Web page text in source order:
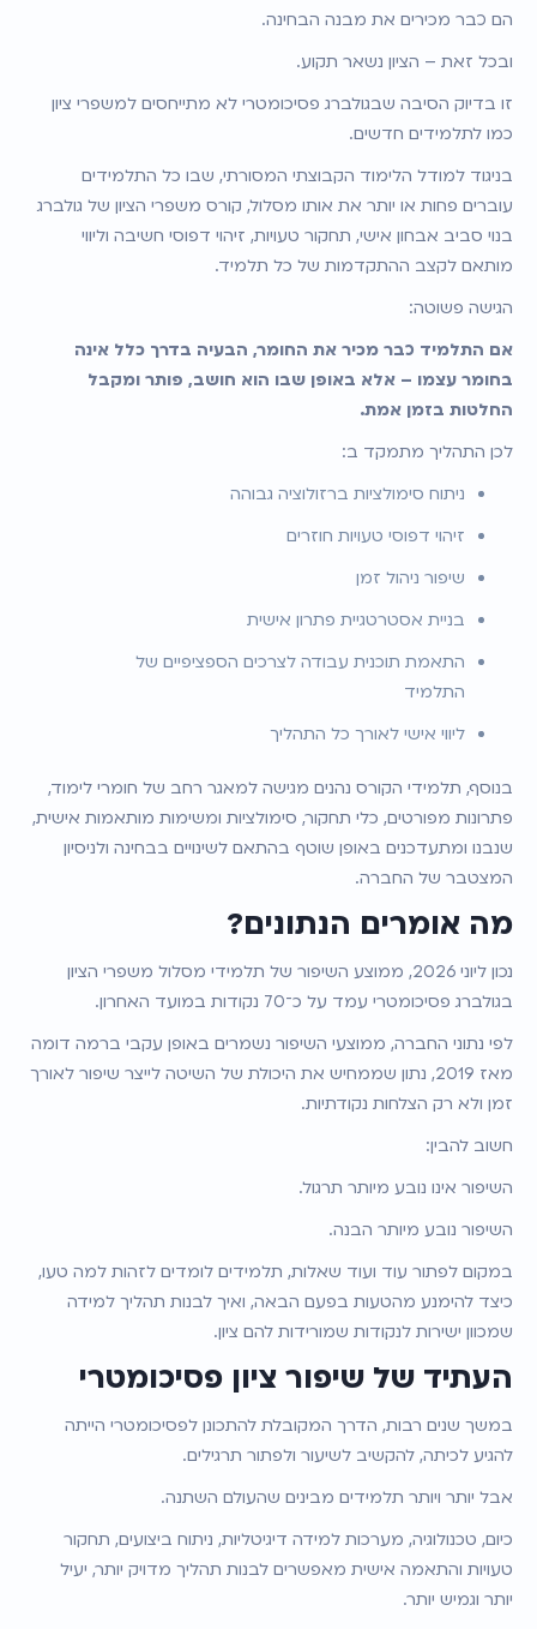
הם כבר מכירים את מבנה הבחינה.
ובכל זאת – הציון נשאר תקוע.
זו בדיוק הסיבה שבגולברג פסיכומטרי לא מתייחסים למשפרי ציון
כמו לתלמידים חדשים.
בניגוד למודל הלימוד הקבוצתי המסורתי, שבו כל התלמידים
עוברים פחות או יותר את אותו מסלול, קורס משפרי הציון של גולברג
בנוי סביב אבחון אישי, תחקור טעויות, זיהוי דפוסי חשיבה וליווי
מותאם לקצב ההתקדמות של כל תלמיד.
הגישה פשוטה:
אם התלמיד כבר מכיר את החומר, הבעיה בדרך כלל אינה
בחומר עצמו – אלא באופן שבו הוא חושב, פותר ומקבל
החלטות בזמן אמת.
לכן התהליך מתמקד ב:
ניתוח סימולציות ברזולוציה גבוהה
זיהוי דפוסי טעויות חוזרים
שיפור ניהול זמן
בניית אסטרטגיית פתרון אישית
התאמת תוכנית עבודה לצרכים הספציפיים של
התלמיד
ליווי אישי לאורך כל התהליך
בנוסף, תלמידי הקורס נהנים מגישה למאגר רחב של חומרי לימוד,
פתרונות מפורטים, כלי תחקור, סימולציות ומשימות מותאמות אישית,
שנבנו ומתעדכנים באופן שוטף בהתאם לשינויים בבחינה ולניסיון
המצטבר של החברה.
מה אומרים הנתונים?
נכון ליוני 2026, ממוצע השיפור של תלמידי מסלול משפרי הציון
בגולברג פסיכומטרי עמד על כ־70 נקודות במועד האחרון.
לפי נתוני החברה, ממוצעי השיפור נשמרים באופן עקבי ברמה דומה
מאז 2019, נתון שממחיש את היכולת של השיטה לייצר שיפור לאורך
זמן ולא רק הצלחות נקודתיות.
חשוב להבין:
השיפור אינו נובע מיותר תרגול.
השיפור נובע מיותר הבנה.
במקום לפתור עוד ועוד שאלות, תלמידים לומדים לזהות למה טעו,
כיצד להימנע מהטעות בפעם הבאה, ואיך לבנות תהליך למידה
שמכוון ישירות לנקודות שמורידות להם ציון.
העתיד של שיפור ציון פסיכומטרי
במשך שנים רבות, הדרך המקובלת להתכונן לפסיכומטרי הייתה
להגיע לכיתה, להקשיב לשיעור ולפתור תרגילים.
אבל יותר ויותר תלמידים מבינים שהעולם השתנה.
כיום, טכנולוגיה, מערכות למידה דיגיטליות, ניתוח ביצועים, תחקור
טעויות והתאמה אישית מאפשרים לבנות תהליך מדויק יותר, יעיל
יותר וגמיש יותר.